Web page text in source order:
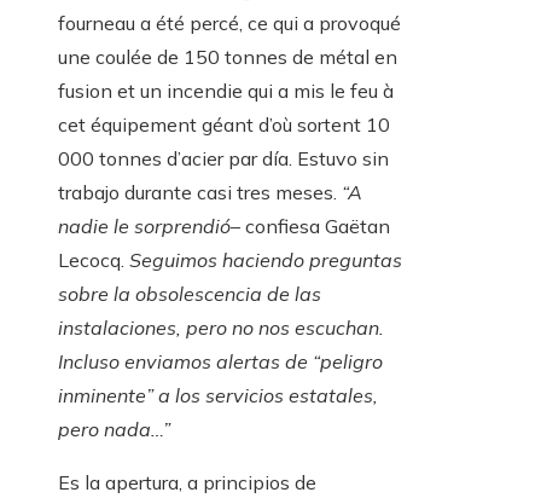
fourneau a été percé, ce qui a provoqué
une coulée de 150 tonnes de métal en
fusion et un incendie qui a mis le feu à
cet équipement géant d’où sortent 10
000 tonnes d’acier par día. Estuvo sin
trabajo durante casi tres meses. “A
nadie le sorprendió– confiesa Gaëtan
Lecocq. Seguimos haciendo preguntas
sobre la obsolescencia de las
instalaciones, pero no nos escuchan.
Incluso enviamos alertas de “peligro
inminente” a los servicios estatales,
pero nada…”
Es la apertura, a principios de